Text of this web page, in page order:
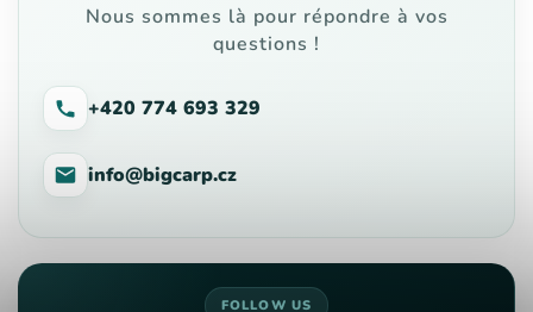
Nous sommes là pour répondre à vos
questions !
+420 774 693 329
info@bigcarp.cz
FOLLOW US